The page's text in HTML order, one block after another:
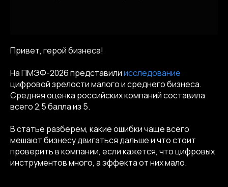
Привет, герой бизнеса!
На ПМЭФ-2026 представилиисследование
цифровой зрелости малого и среднего бизнеса.
Средняя оценка российских компаний составила
всего 2,5 балла из 5.
В статье разберем, какие ошибки чаще всего
мешают бизнесу двигаться дальше и что стоит
проверить в компании, если кажется, что цифровых
инструментов много, а эффекта от них мало.